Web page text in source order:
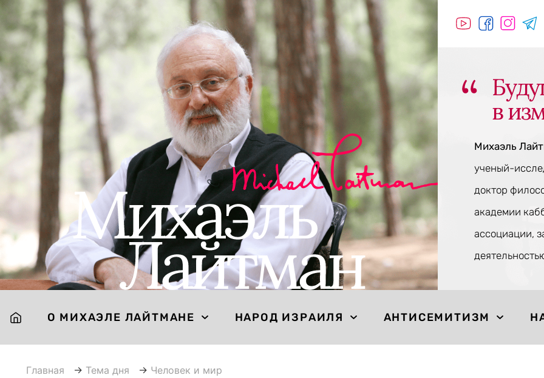
в
Михаэль
ученый-
доктор
академии
ассоциации,
О МИХАЭЛЕ ЛАЙТМАНЕ НАРОД ИЗРАИЛЯ АНТИСЕМИТИЗМ
Главная → Тема дня → Человек и мир